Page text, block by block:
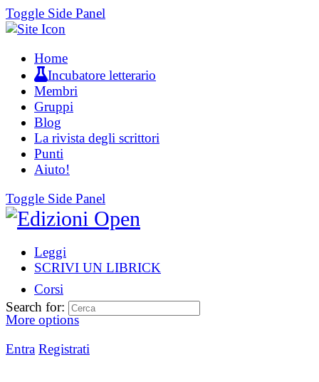
Toggle Side Panel
Home
Incubatore letterario
Membri
Gruppi
Blog
La rivista degli scrittori
Punti
Aiuto!
Toggle Side Panel
Leggi
SCRIVI UN LIBRICK
Corsi
More options
Entra Registrati
Search for: